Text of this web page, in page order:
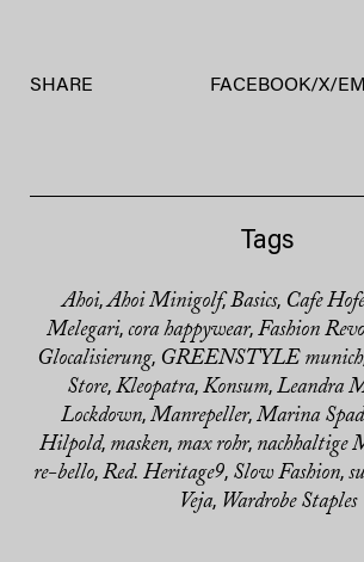
SHARE FACEBOOK/X/
Tags
Ahoi,Ahoi Minigolf, Basics, Cafe
Melegari, cora happywear, Fashion
Glocalisierung, GREENSTYLE munich
Store, Kleopatra, Konsum, Leandra
Lockdown, Manrepeller, Marina
Hilpold, masken, max rohr, nachhaltige
re-bello, Red. Heritage9, Slow Fashion,
Veja, Wardrobe Staples